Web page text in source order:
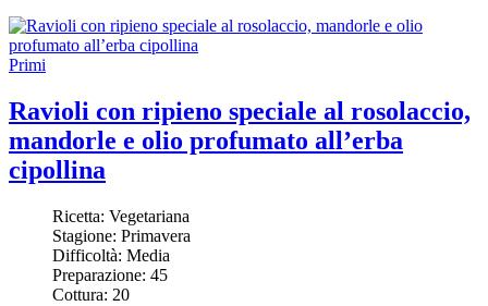
Primi
Ravioli con ripieno speciale al rosolaccio,
mandorle e olio profumato all’erba
cipollina
Ricetta: Vegetariana
Stagione: Primavera
Difficoltà: Media
Preparazione: 45
Cottura: 20